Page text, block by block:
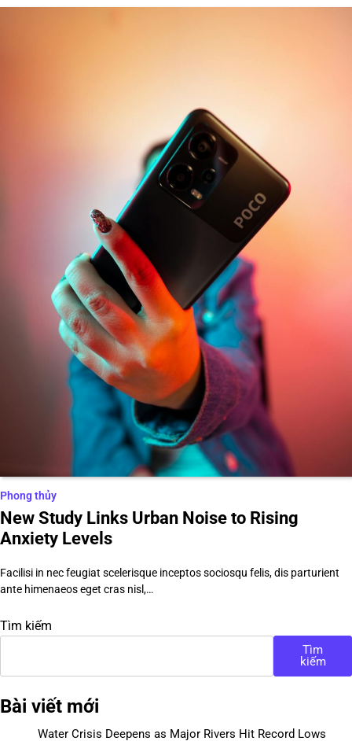
Phong thủy
New Study Links Urban Noise to Rising
Anxiety Levels
Facilisi in nec feugiat scelerisque inceptos sociosqu felis, dis parturient
ante himenaeos eget cras nisl,…
Tìm kiếm
Tìm
kiếm
Bài viết mới
Water Crisis Deepens as Major Rivers Hit Record Lows